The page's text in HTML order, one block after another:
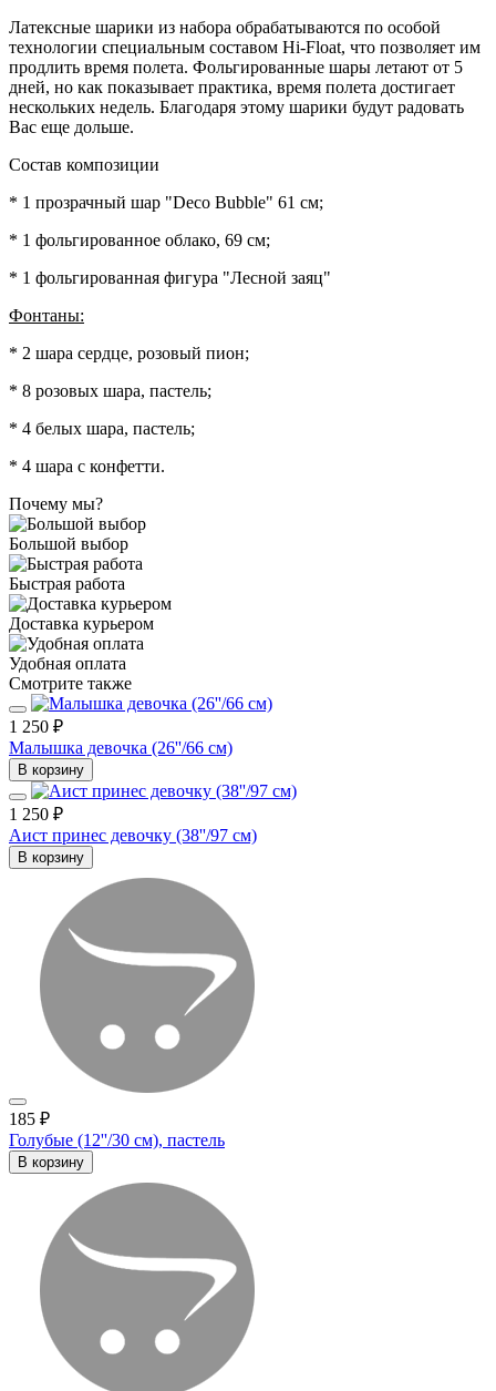
Латексные шарики из набора обрабатываются по особой
технологии специальным составом Hi-Float, что позволяет им
продлить время полета. Фольгированные шары летают от 5
дней, но как показывает практика, время полета достигает
нескольких недель. Благодаря этому шарики будут радовать
Вас еще дольше.
Состав композиции
* 1 прозрачный шар "Deco Bubble" 61 см;
* 1 фольгированное облако, 69 см;
* 1 фольгированная фигура "Лесной заяц"
Фонтаны:
* 2 шара сердце, розовый пион;
* 8 розовых шара, пастель;
* 4 белых шара, пастель;
* 4 шара с конфетти.
Почему мы?
Большой выбор
Быстрая работа
Доставка курьером
Удобная оплата
Смотрите также
1 250 ₽
Малышка девочка (26''/66 см)
В корзину
1 250 ₽
Аист принес девочку (38''/97 см)
В корзину
185 ₽
Голубые (12''/30 см), пастель
В корзину